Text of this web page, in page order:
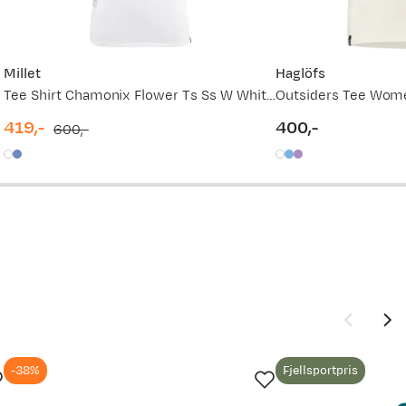
Millet
Tee Shirt Chamonix Flower Ts Ss W White - Blanc
discounted
419,-
original
600,-
Haglöfs
Outsiders Tee
price
400,-
-38% Fjellsportpris